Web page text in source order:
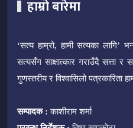
हाम्रो बारेमा
‘सत्य हाम्रो, हामी सत्यका लागि’
सत्यसँग साक्षात्कार गराउँदै सत्ता र
गुणस्तरीय र विश्वासिलो पत्रकारिता
सम्पादक : काशीराम शर्मा